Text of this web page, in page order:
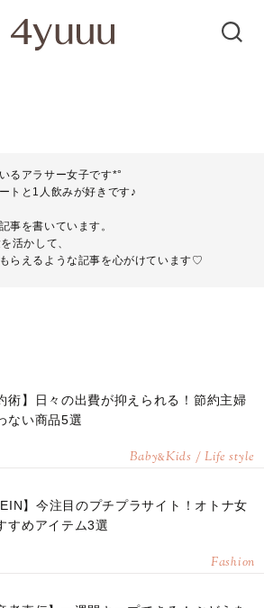
るアラサー女子です*°
トと1人飲みが好きです♪
事を書いています。
活かして、
らえるような記事を心がけています♡
術】日々の出費が抑えられる！節約主婦
ない商品5選
Baby&Kids / Life style
】今注目のプチプラサイト！オトナ女
すめアイテム3選
Fashion